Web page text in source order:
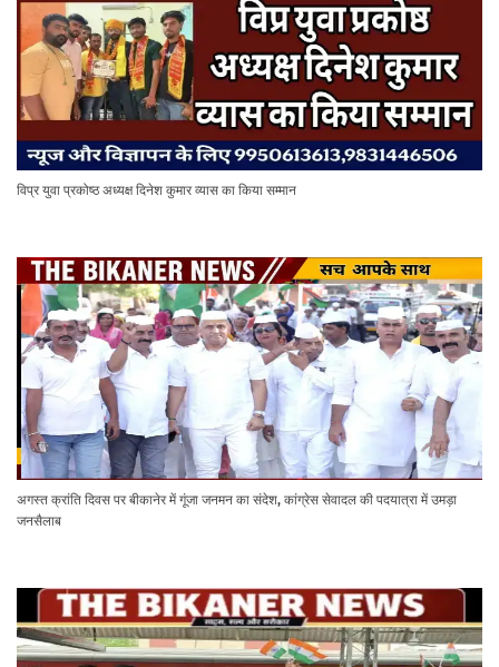
विप्र युवा प्रकोष्ठ अध्यक्ष दिनेश कुमार व्यास का किया सम्मान
अगस्त क्रांति दिवस पर बीकानेर में गूंजा जनमन का संदेश, कांग्रेस सेवादल की पदयात्रा में उमड़ा
जनसैलाब